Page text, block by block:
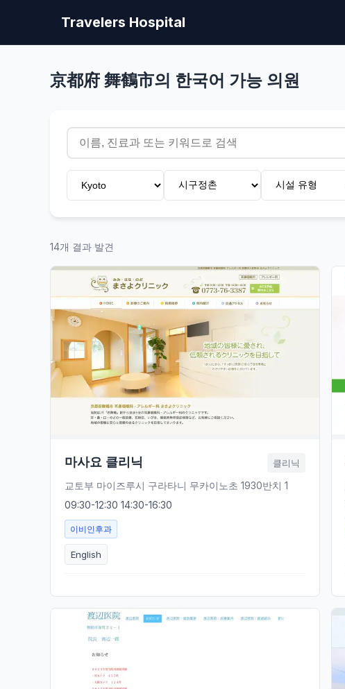
Travelers Hospital
京都府 舞鶴市의 한국어 가능 의원
14개 결과 발견
마사요 클리닉 클리닉
교토부 마이즈루시 구라타니 무카이노초 1930반치 1
09:30-12:30 14:30-16:30
이비인후과
English